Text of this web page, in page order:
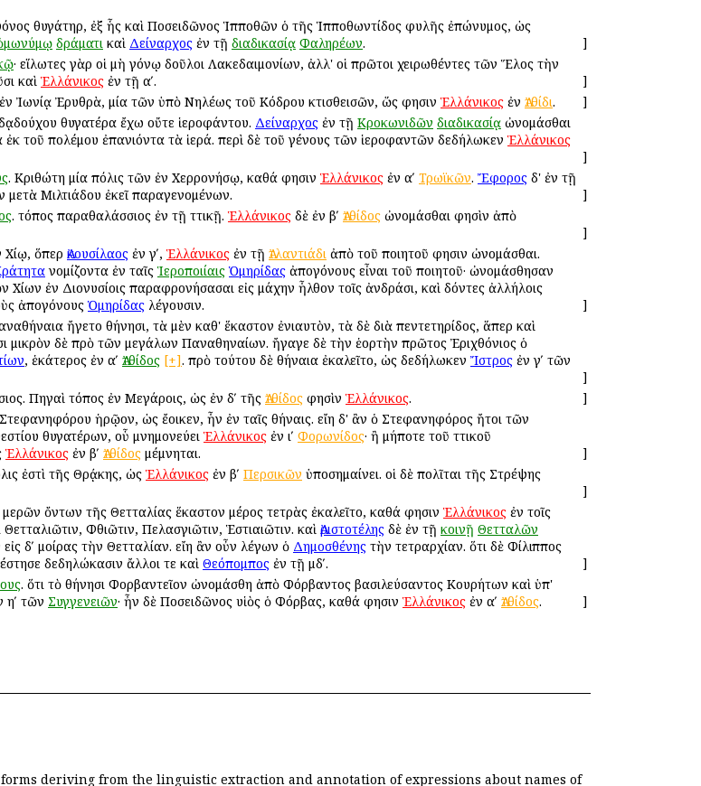
θυγάτηρ, ἐξ ἧς καὶ Ποσειδῶνος Ἱπποθῶν ὁ τῆς Ἱπποθωντίδος φυλῆς ἐπώνυμος, ὡς
δράματι καὶ Δείναρχος ἐν τῇ διαδικασίᾳ Φαληρέων.
]
· εἵλωτες γὰρ οἱ μὴ γόνῳ δοῦλοι Λακεδαιμονίων, ἀλλ' οἱ πρῶτοι χειρωθέντες τῶν Ἕλος τὴν
καὶ Ἑλλάνικος ἐν τῇ αʹ.
]
Ἰωνίᾳ Ἐρυθρὰ, μία τῶν ὑπὸ Νηλέως τοῦ Κόδρου κτισθεισῶν, ὥς φησιν Ἑλλάνικος ἐν Ἀτθίδι.
]
θυγατέρα ἔχω οὔτε ἱεροφάντου. Δείναρχος ἐν τῇ Κροκωνιδῶν διαδικασίᾳ ὠνομάσθαι
τοῦ πολέμου ἐπανιόντα τὰ ἱερά. περὶ δὲ τοῦ γένους τῶν ἱεροφαντῶν δεδήλωκεν Ἑλλάνικος
]
. Κριθώτη μία πόλις τῶν ἐν Χερρονήσῳ, καθά φησιν Ἑλλάνικος ἐν αʹ Τρωϊκῶν. Ἔφορος δ' ἐν τῇ
μετὰ Μιλτιάδου ἐκεῖ παραγενομένων.
]
. τόπος παραθαλάσσιος ἐν τῇ Ἀττικῇ. Ἑλλάνικος δὲ ἐν βʹ Ἀτθίδος ὠνομάσθαι φησὶν ἀπὸ
]
Χίῳ, ὅπερ Ἀκουσίλαος ἐν γʹ, Ἑλλάνικος ἐν τῇ Ἀτλαντιάδι ἀπὸ τοῦ ποιητοῦ φησιν ὠνομάσθαι.
νομίζοντα ἐν ταῖς Ἱεροποιίαις Ὁμηρίδας ἀπογόνους εἶναι τοῦ ποιητοῦ· ὠνομάσθησαν
ἐν Διονυσίοις παραφρονήσασαι εἰς μάχην ἦλθον τοῖς ἀνδράσι, καὶ δόντες ἀλλήλοις
ἀπογόνους Ὁμηρίδας λέγουσιν.
]
ἤγετο Ἀθήνησι, τὰ μὲν καθ' ἕκαστον ἐνιαυτὸν, τὰ δὲ διὰ πεντετηρίδος, ἅπερ καὶ
μικρὸν δὲ πρὸ τῶν μεγάλων Παναθηναίων. ἤγαγε δὲ τὴν ἑορτὴν πρῶτος Ἐριχθόνιος ὁ
, ἑκάτερος ἐν αʹ Ἀτθίδος [+]. πρὸ τούτου δὲ Ἀθήναια ἐκαλεῖτο, ὡς δεδήλωκεν Ἴστρος ἐν γʹ τῶν
]
Πηγαὶ τόπος ἐν Μεγάροις, ὡς ἐν δʹ τῆς Ἀτθίδος φησὶν Ἑλλάνικος.
]
ἡρῷον, ὡς ἔοικεν, ἦν ἐν ταῖς Ἀθήναις. εἴη δ' ἂν ὁ Στεφανηφόρος ἤτοι τῶν
θυγατέρων, οὗ μνημονεύει Ἑλλάνικος ἐν ιʹ Φορωνίδος· ἢ μήποτε τοῦ Ἀττικοῦ
Ἑλλάνικος ἐν βʹ Ἀτθίδος μέμνηται.
]
ἐστὶ τῆς Θρᾴκης, ὡς Ἑλλάνικος ἐν βʹ Περσικῶν ὑποσημαίνει. οἱ δὲ πολῖται τῆς Στρέψης
]
ὄντων τῆς Θετταλίας ἕκαστον μέρος τετρὰς ἐκαλεῖτο, καθά φησιν Ἑλλάνικος ἐν τοῖς
Θετταλιῶτιν, Φθιῶτιν, Πελασγιῶτιν, Ἑστιαιῶτιν. καὶ Ἀριστοτέλης δὲ ἐν τῇ κοινῇ Θετταλῶν
δʹ μοίρας τὴν Θετταλίαν. εἴη ἂν οὖν λέγων ὁ Δημοσθένης τὴν τετραρχίαν. ὅτι δὲ Φίλιππος
δεδηλώκασιν ἄλλοι τε καὶ Θεόπομπος ἐν τῇ μδʹ.
]
. ὅτι τὸ Ἀθήνησι Φορβαντεῖον ὠνομάσθη ἀπὸ Φόρβαντος βασιλεύσαντος Κουρήτων καὶ ὑπ'
ηʹ τῶν Συγγενειῶν· ἦν δὲ Ποσειδῶνος υἱὸς ὁ Φόρβας, καθά φησιν Ἑλλάνικος ἐν αʹ Ἀτθίδος. ]
deriving from the linguistic extraction and annotation of expressions about names of